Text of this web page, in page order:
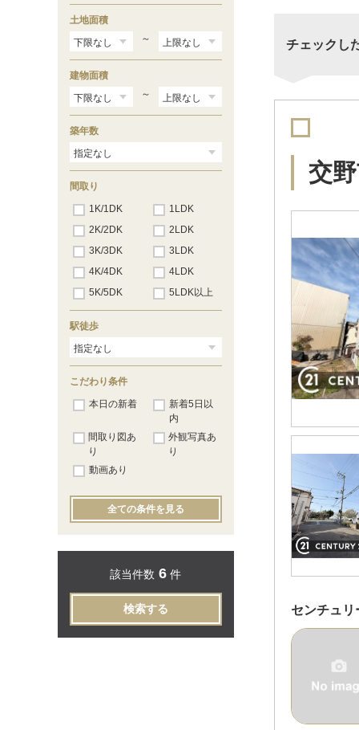
チェックし
交
センチュ
土地面積
～
建物面積
～
築年数
間取り
1K/1DK
1LDK
2K/2DK
2LDK
3K/3DK
3LDK
4K/4DK
4LDK
5K/5DK
5LDK以上
駅徒歩
こだわり条件
本日の新着
新着5日以
内
間取り図あ
り
外観写真あ
り
動画あり
全ての条件を見る
該当件数 6 件
検索する